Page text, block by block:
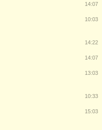
14:07
10:03
14:22
14:07
13:03
10:33
15:03